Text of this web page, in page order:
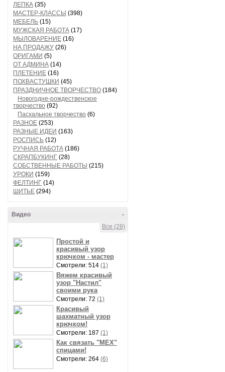
ЛЕПКА (35)
МАСТЕР-КЛАССЫ (398)
МЕБЕЛЬ (15)
МУЖСКАЯ РАБОТА (17)
МЫЛОВАРЕНИЕ (16)
НА ПРОДАЖУ (26)
ОРИГАМИ (5)
ОТ АДМИНА (14)
ПЛЕТЕНИЕ (16)
ПОХВАСТУШКИ (45)
ПРАЗДНИЧНОЕ ТВОРЧЕСТВО (184)
Новогодне-рождественское
творчество (92)
Пасхальное творчество (6)
РАЗНОЕ (253)
РАЗНЫЕ ИДЕИ (163)
РОСПИСЬ (12)
РУЧНАЯ РАБОТА (186)
СКРАПБУКИНГ (28)
СОБСТВЕННЫЕ РАБОТЫ (215)
УРОКИ (159)
ФЕЛТИНГ (14)
ШИТЬЕ (294)
-
Видео
Все (28)
Простой и
красивый узор
крючком - мастер
Смотрели: 514 (1)
Вяжем красивый
узор "Настил"
своими рука
Смотрели: 72 (1)
Красивый
шахматный узор
крючком!
Смотрели: 187 (1)
Как связать "МЕХ"
спицами!
Смотрели: 264 (6)